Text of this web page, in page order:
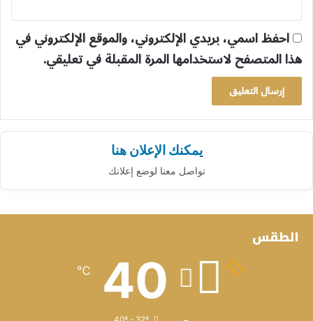
احفظ اسمي، بريدي الإلكتروني، والموقع الإلكتروني في
هذا المتصفح لاستخدامها المرة المقبلة في تعليقي.
يمكنك الإعلان هنا
تواصل معنا لوضع إعلانك
الطقس
40
℃